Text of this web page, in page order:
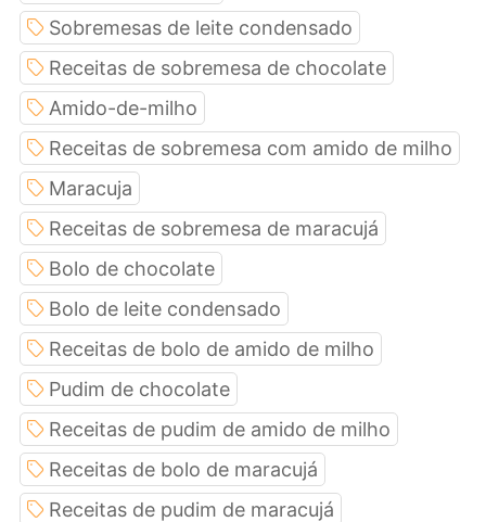
Sobremesas de leite condensado
Receitas de sobremesa de chocolate
Amido-de-milho
Receitas de sobremesa com amido de milho
Maracuja
Receitas de sobremesa de maracujá
Bolo de chocolate
Bolo de leite condensado
Receitas de bolo de amido de milho
Pudim de chocolate
Receitas de pudim de amido de milho
Receitas de bolo de maracujá
Receitas de pudim de maracujá